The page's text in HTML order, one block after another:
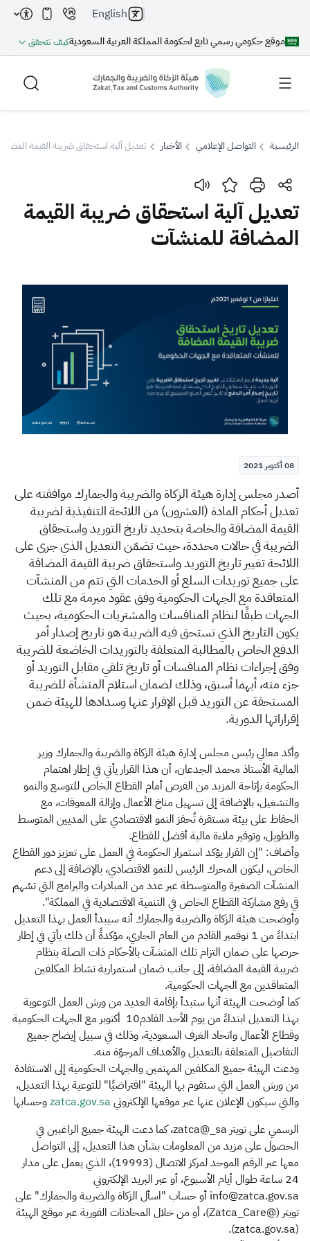
موقع حكومي رسمي تابع لحكومة المملكة العربية السعوديةكيف تتحقق
English
بحث
بحث بحث AI
اقتراحات
الزكاة
الإقرار الضريبي
التصرفات العقارية
الرئيسية التواصل الإعلامي الأخبار تعديل آلية استحقاق ضريبة القيمة
تعديل آلية استحقاق ضريبة القيمة
المضافة للمنشآت
08 أكتوبر 2021
​​​​أصدر مجلس إدارة هيئة الزكاة والضريبة والجمارك موافقته على
تعديل أحكام المادة (العشرون) من اللائحة التنفيذية لضريبة
القيمة المضافة والخاصة بتحديد تاريخ التوريد واستحقاق
الضريبة في حالات محددة، حيث تضمّن التعديل الذي جرى على
اللائحة تغيير تاريخ التوريد واستحقاق ضريبة القيمة المضافة
على جميع توريدات السلع أو الخدمات التي تتم من المنشآت
المتعاقدة مع الجهات الحكومية وفق عقود مبرمة مع تلك
الجهات طبقًا لنظام المنافسات والمشتريات الحكومية، بحيث
يكون التاريخ الذي تستحق فيه الضريبة هو تاريخ إصدار أمر
الدفع الخاص بالمطالبة المتعلقة بالتوريدات الخاضعة للضريبة
وفق إجراءات نظام المنافسات أو تاريخ تلقي مقابل التوريد أو
جزء منه، أيهما أسبق، وذلك لضمان استلام المنشأة للضريبة
المستحقة عن التوريد قبل الإقرار عنها وسدادها للهيئة ضمن
إقراراتها الدورية.
وأكد معالي رئيس مجلس إدارة هيئة الزكاة والضريبة والجمارك وزير
المالية الأستاذ محمد الجدعان، أن هذا القرار يأتي في إطار اهتمام
الحكومة بإتاحة المزيد من الفرص أمام القطاع الخاص للتوسع والنمو
والتشغيل، بالإضافة إلى تسهيل مناخ الأعمال وإزالة المعوقات، مع
الحفاظ على بيئة مستقرة تُحفز النمو الاقتصادي على المديين المتوسط
والطويل، وتوفير ملاءة مالية أفضل للقطاع.
وأضاف: "إن القرار يؤكد استمرار الحكومة في العمل على تعزيز دور القطاع
الخاص، ليكون المحرك الرئيس للنمو الاقتصادي، بالإضافة إلى دعم
المنشآت الصغيرة والمتوسطة عبر عدد من المبادرات والبرامج التي تسُهم
في رفع مشاركة القطاع الخاص في التنمية الاقتصادية في المملكة".
وأوضحت هيئة الزكاة والضريبة والجمارك أنه سيبدأ العمل بهذا التعديل
ابتداءً من 1 نوفمبر القادم من العام الجاري، مؤكدةً أن ذلك يأتي في إطار
حرصها على ضمان التزام تلك المنشآت بالأحكام ذات الصلة بنظام
ضريبة القيمة المضافة، إلى جانب ضمان استمرارية نشاط المكلفين
المتعاقدين مع الجهات الحكومية.
كما أوضحت الهيئة أنها ستبدأ بإقامة العديد من ورش العمل التوعوية
بهذا التعديل ابتداءً من يوم الأحد القادم10 أكتوبر مع الجهات الحكومية
وقطاع الأعمال واتحاد الغرف السعودية، وذلك في سبيل إيضاح جميع
التفاصيل المتعلقة بالتعديل والأهداف المرجوّة منه.
ودعت الهيئة جميع المكلفين المهتمين والجهات الحكومية إلى الاستفادة
من ورش العمل التي ستقوم بها الهيئة "افتراضيًا" للتوعية بهذا التعديل،
والتي سيكون الإعلان عنها عبر موقعها الإلكتروني zatca.gov.sa​وحسابها
الرسمي على تويتر zatca@_sa، كما دعت الهيئة جميع الراغبين في
الحصول على مزيد من المعلومات بشأن هذا التعديل، إلى التواصل
معها عبر الرقم الموحد لمركز الاتصال (19993)، الذي يعمل على مدار
24 ساعة طوال أيام الأسبوع، أو عبر البريد الإلكتروني
info@zatca.gov.sa أو حساب "اسأل الزكاة والضريبة والجمارك" على
تويتر (@Zatca_Care)، أو من خلال المحادثات الفورية عبر موقع الهيئة
(zatca.gov.sa).